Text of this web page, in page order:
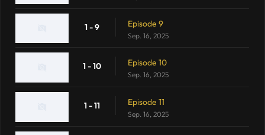
1 - 9 Episode 9
Sep. 16, 2025
1 - 10 Episode 10
Sep. 16, 2025
1 - 11 Episode 11
Sep. 16, 2025